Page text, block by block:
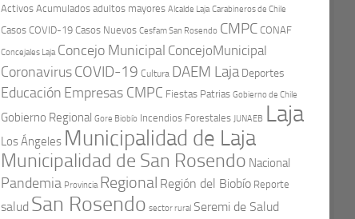
Activos Acumulados adultos mayores Alcalde Laja Carabineros de Chile
Casos COVID-19 Casos Nuevos Cesfam San Rosendo CMPC CONAF
Concejales Laja Concejo Municipal ConcejoMunicipal
CoronavirusCOVID-19 Cultura DAEM Laja Deportes
Educación Empresas CMPC Fiestas Patrias Gobierno de Chile
Gobierno Regional Gore Biobío Incendios Forestales JUNAEB Laja
Los Ángeles Municipalidad de Laja
Municipalidad de San Rosendo Nacional
Pandemia Provincia Regional Región del Biobío Reporte
salud San Rosendo sector rural Seremi de Salud